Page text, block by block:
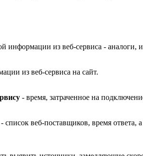
информации из веб-сервиса - аналоги,
из веб-сервиса на сайт.
- время, затраченное на
- список веб-поставщиков, время ответа,